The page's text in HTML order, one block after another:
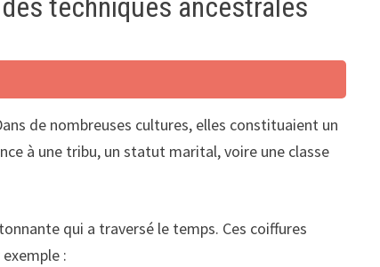
techniques ancestrales
de nombreuses cultures, elles constituaient un
à une tribu, un statut marital, voire une classe
qui a traversé le temps. Ces coiffures
: